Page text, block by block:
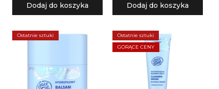
Dodaj do koszyka Dodaj do koszyka
Ostatnie sztuki
Ostatnie sztuki
GORĄCE CENY